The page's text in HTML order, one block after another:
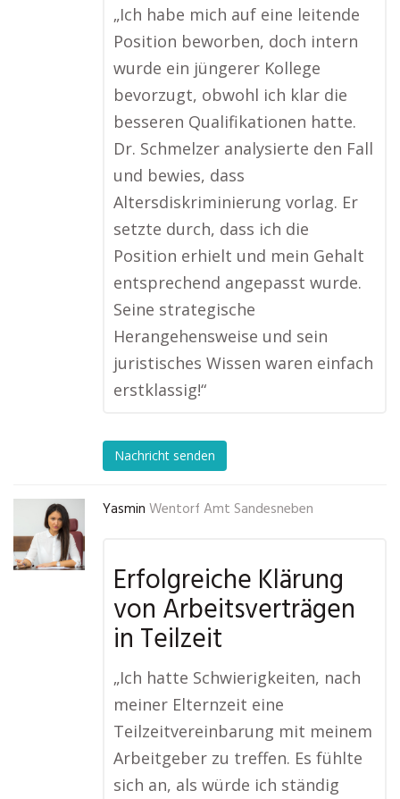
„Ich habe mich auf eine leitende
Position beworben, doch intern
wurde ein jüngerer Kollege
bevorzugt, obwohl ich klar die
besseren Qualifikationen hatte.
Dr. Schmelzer analysierte den Fall
und bewies, dass
Altersdiskriminierung vorlag. Er
setzte durch, dass ich die
Position erhielt und mein Gehalt
entsprechend angepasst wurde.
Seine strategische
Herangehensweise und sein
juristisches Wissen waren einfach
erstklassig!“
Nachricht senden
Yasmin Wentorf Amt Sandesneben
Erfolgreiche Klärung
von Arbeitsverträgen
in Teilzeit
„Ich hatte Schwierigkeiten, nach
meiner Elternzeit eine
Teilzeitvereinbarung mit meinem
Arbeitgeber zu treffen. Es fühlte
sich an, als würde ich ständig